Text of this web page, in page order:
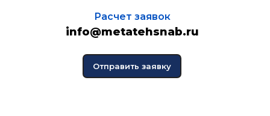
Расчет заявок
info@metatehsnab.ru
Отправить заявку